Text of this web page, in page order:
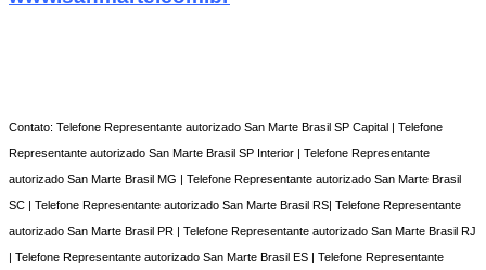
Contato: Telefone Representante autorizado San Marte Brasil SP Capital | Telefone
Representante autorizado San Marte Brasil SP Interior | Telefone Representante
autorizado San Marte Brasil MG | Telefone Representante autorizado San Marte Brasil
SC | Telefone Representante autorizado San Marte Brasil RS| Telefone Representante
autorizado San Marte Brasil PR | Telefone Representante autorizado San Marte Brasil RJ
| Telefone Representante autorizado San Marte Brasil ES | Telefone Representante